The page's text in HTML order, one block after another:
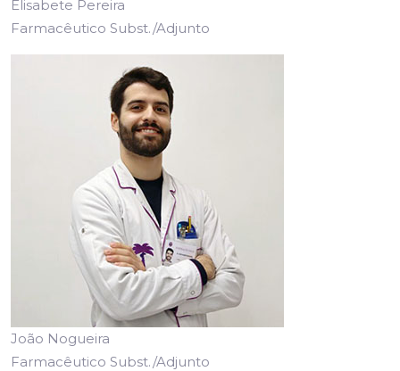
Elisabete Pereira
Farmacêutico Subst./Adjunto
João Nogueira
Farmacêutico Subst./Adjunto